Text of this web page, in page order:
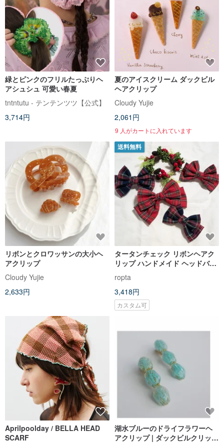
緑とピンクのフリルたっぷりヘ
アシュシュ 可愛い春夏
tntntutu - テンテンツツ【公式】
3,714円
夏のアイスクリーム ダックビル
ヘアクリップ
Cloudy Yujie
2,061円
9 人がカートに入れています
リボンとクロワッサンの大小ヘ
アクリップ
Cloudy Yujie
2,633円
送料無料
タータンチェック リボンヘアク
リップ ハンドメイド ヘッドバン
ropta
3,418円
カスタム可
Aprilpoolday / BELLA HEAD
SCARF
湖水ブルーのドライフラワーヘ
アクリップ | ダックビルクリップ